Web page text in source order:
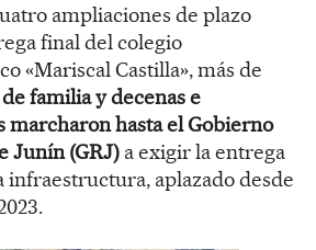
ampliaciones de plazo
final del colegio
«Mariscal Castilla», más de
familia y decenas e
marcharon hasta el Gobierno
Junín (GRJ) a exigir la entrega
infraestructura, aplazado desde